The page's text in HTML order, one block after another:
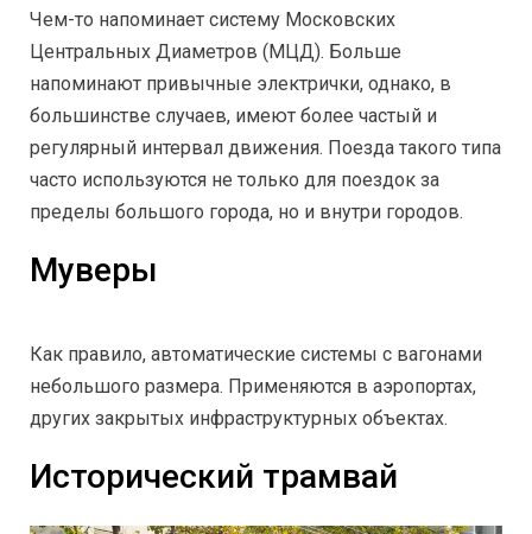
Чем-то напоминает систему Московских
Центральных Диаметров (МЦД). Больше
напоминают привычные электрички, однако, в
большинстве случаев, имеют более частый и
регулярный интервал движения. Поезда такого типа
часто используются не только для поездок за
пределы большого города, но и внутри городов.
Муверы
Как правило, автоматические системы с вагонами
небольшого размера. Применяются в аэропортах,
других закрытых инфраструктурных объектах.
Исторический трамвай